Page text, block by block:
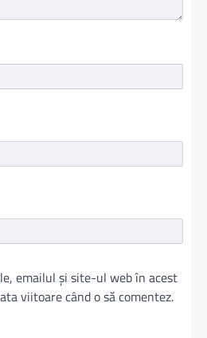
emailul și site-ul web în acest
viitoare când o să comentez.